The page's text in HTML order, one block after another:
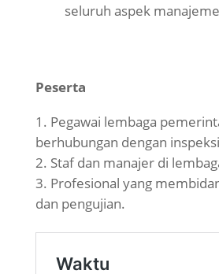
seluruh aspek
Peserta
Pegawai lembaga
berhubungan dengan
Staf dan manajer di
Profesional yang
dan pengujian.